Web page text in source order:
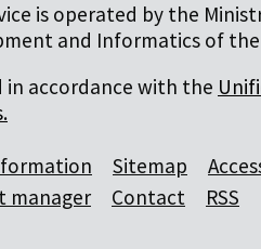
is operated by the
and Informatics of the
in accordance with the
Sitemap
manager
Contact RSS